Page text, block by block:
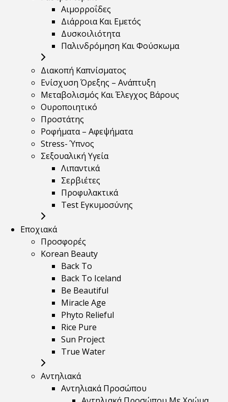
Αιμορροΐδες
Διάρροια Και Εμετός
Δυσκοιλιότητα
Παλινδρόμηση Και Φούσκωμα
Διακοπή Καπνίσματος
Ενίσχυση Όρεξης – Ανάπτυξη
Μεταβολισμός Και Έλεγχος Βάρους
Ουροποιητικό
Προστάτης
Ροφήματα – Αφεψήματα
Stress- Ύπνος
Σεξουαλική Υγεία
Λιπαντικά
Σερβιέτες
Προφυλακτικά
Test Εγκυμοσύνης
Εποχιακά
Προσφορές
Korean Beauty
Back To
Back To Iceland
Be Beautiful
Miracle Age
Phyto Relieful
Rice Pure
Sun Project
True Water
Αντηλιακά
Αντηλιακά Προσώπου